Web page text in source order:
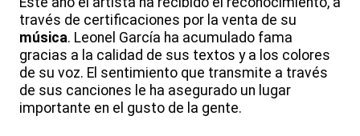
través de certificaciones por la venta de su
música. Leonel García ha acumulado fama
gracias a la calidad de sus textos y a los colores
de su voz. El sentimiento que transmite a través
de sus canciones le ha asegurado un lugar
importante en el gusto de la gente.